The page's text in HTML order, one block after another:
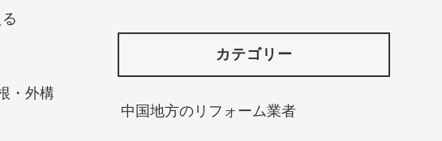
・外構
カテゴリー
中国地方のリフォーム業者